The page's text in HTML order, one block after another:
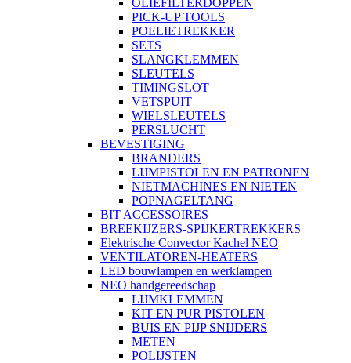
OLIEFILTERDOPPEN
PICK-UP TOOLS
POELIETREKKER
SETS
SLANGKLEMMEN
SLEUTELS
TIMINGSLOT
VETSPUIT
WIELSLEUTELS
PERSLUCHT
BEVESTIGING
BRANDERS
LIJMPISTOLEN EN PATRONEN
NIETMACHINES EN NIETEN
POPNAGELTANG
BIT ACCESSOIRES
BREEKIJZERS-SPIJKERTREKKERS
Elektrische Convector Kachel NEO
VENTILATOREN-HEATERS
LED bouwlampen en werklampen
NEO handgereedschap
LIJMKLEMMEN
KIT EN PUR PISTOLEN
BUIS EN PIJP SNIJDERS
METEN
POLIJSTEN